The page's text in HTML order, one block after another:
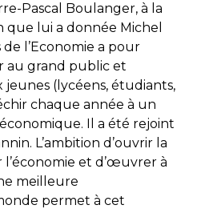
Pascal Boulanger, à la
que lui a donnée Michel
l’Economie a pour
au grand public et
(lycéens, étudiants,
chaque année à un
Il a été rejoint
L’ambition d’ouvrir la
et d’œuvrer à
meilleure
permet à cet